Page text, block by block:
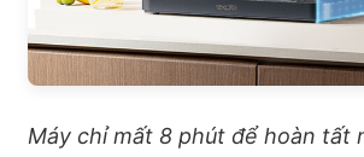
Máy chỉ mất 8 phút để hoàn tất